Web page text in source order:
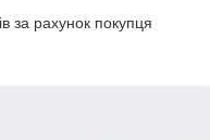
за рахунок покупця